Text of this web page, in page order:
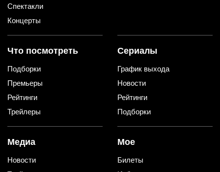
Спектакли
Концерты
Что посмотреть
Подборки
Премьеры
Рейтинги
Трейлеры
Сериалы
График выхода
Новости
Рейтинги
Подборки
Медиа
Новости
Мое
Билеты